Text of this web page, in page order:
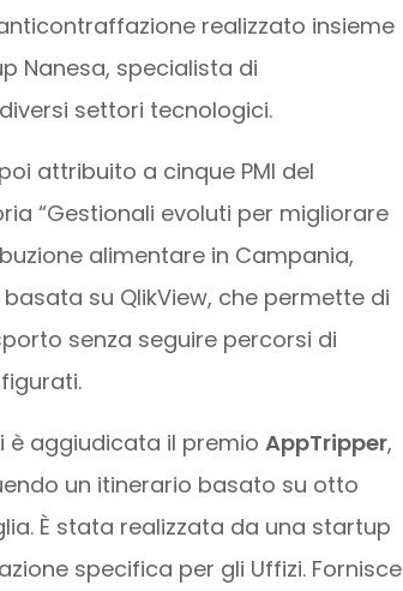
realizzato insieme
Nanesa, specialista di
settori tecnologici.
attribuito a cinque PMI del
“Gestionali evoluti per migliorare
alimentare in Campania,
su QlikView, che permette di
senza seguire percorsi di
è aggiudicata il premio AppTripper,
un itinerario basato su otto
È stata realizzata da una startup
specifica per gli Uffizi. Fornisce